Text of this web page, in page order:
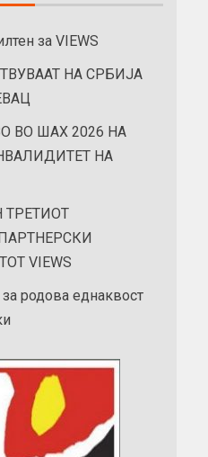
за VIEWS
НА СРБИЈА
ВО ШАХ 2026 НА
НА
VIEWS
родова еднаквост